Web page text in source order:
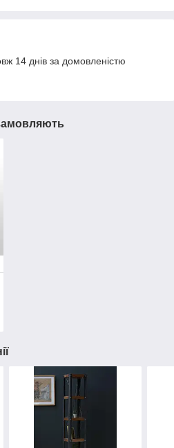
14 днів за домовленістю